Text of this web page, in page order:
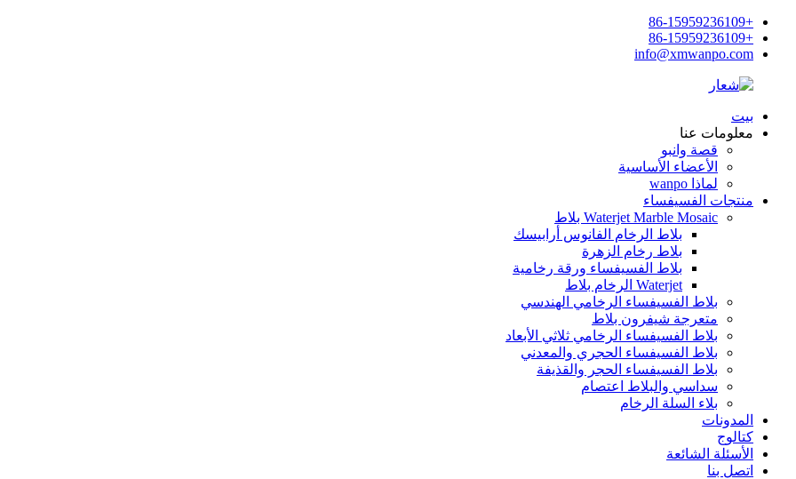
+86-15959236109
+86-15959236109
info@xmwanpo.com
بيت
معلومات عنا
قصة وانبو
الأعضاء الأساسية
لماذا wanpo
منتجات الفسيفساء
Waterjet Marble Mosaic بلاط
بلاط الرخام الفانوس أرابيسك
بلاط رخام الزهرة
بلاط الفسيفساء ورقة رخامية
Waterjet الرخام بلاط
بلاط الفسيفساء الرخامي الهندسي
متعرجة شيفرون بلاط
بلاط الفسيفساء الرخامي ثلاثي الأبعاد
بلاط الفسيفساء الحجري والمعدني
بلاط الفسيفساء الحجر والقذيفة
سداسي والبلاط اعتصام
بلاء السلة الرخام
المدونات
كتالوج
الأسئلة الشائعة
اتصل بنا